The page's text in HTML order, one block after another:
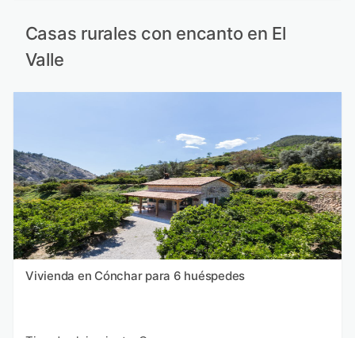
Casas rurales con encanto en El
Valle
Vivienda en Cónchar para 6 huéspedes